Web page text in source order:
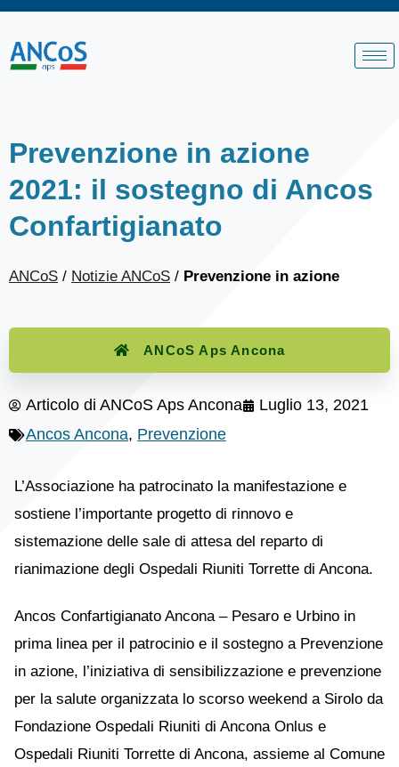
Prevenzione in azione
2021: il sostegno di Ancos
Confartigianato
ANCoS / Notizie ANCoS / Prevenzione in azione
ANCoS Aps Ancona
Articolo di ANCoS Aps Ancona
Luglio 13, 2021
Ancos Ancona, Prevenzione
L’Associazione ha patrocinato la manifestazione e
sostiene l’importante progetto di rinnovo e
sistemazione delle sale di attesa del reparto di
rianimazione degli Ospedali Riuniti Torrette di Ancona.
Ancos Confartigianato Ancona – Pesaro e Urbino in
prima linea per il patrocinio e il sostegno a Prevenzione
in azione, l’iniziativa di sensibilizzazione e prevenzione
per la salute organizzata lo scorso weekend a Sirolo da
Fondazione Ospedali Riuniti di Ancona Onlus e
Ospedali Riuniti Torrette di Ancona, assieme al Comune